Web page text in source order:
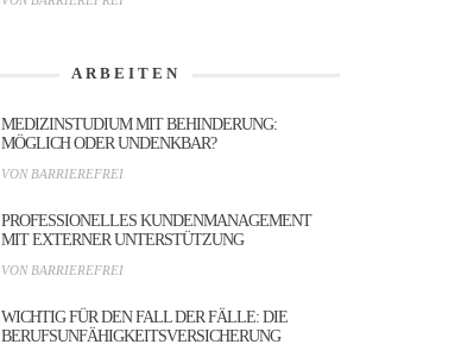
ARBEITEN
MEDIZINSTUDIUM MIT BEHINDERUNG:
MÖGLICH ODER UNDENKBAR?
VON BARRIEREFREI
PROFESSIONELLES KUNDENMANAGEMENT
MIT EXTERNER UNTERSTÜTZUNG
VON BARRIEREFREI
WICHTIG FÜR DEN FALL DER FÄLLE: DIE
BERUFSUNFÄHIGKEITSVERSICHERUNG